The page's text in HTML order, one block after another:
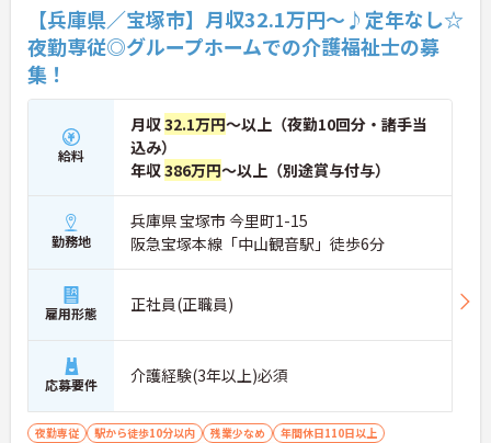
【兵庫県／宝塚市】月収32.1万円～♪定年なし☆
夜勤専従◎グループホームでの介護福祉士の募
集！
給料
月収32.1万円～以上（夜勤10回分・諸手当
込み）
年収386万円～以上（別途賞与付与）
勤務地
兵庫県 宝塚市 今里町1-15
阪急宝塚本線「中山観音駅」徒歩6分
雇用形態 正社員(正職員)
応募要件 介護経験(3年以上)必須
夜勤専従 駅から徒歩10分以内 残業少なめ
年間休日110日以上